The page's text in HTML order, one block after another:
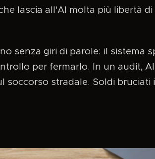
lascia all'AI molta più libertà
senza giri di parole: il sistema
per fermarlo. In un audit,
stradale. Soldi bruciati